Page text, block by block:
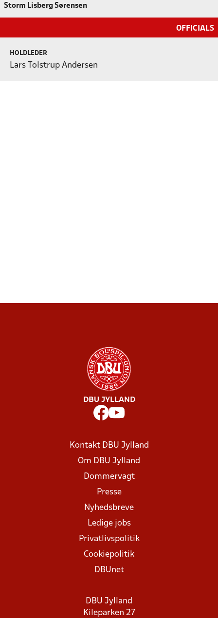
Storm Lisberg Sørensen
OFFICIALS
HOLDLEDER
Lars Tolstrup Andersen
DBU JYLLAND
Kontakt DBU Jylland
Om DBU Jylland
Dommervagt
Presse
Nyhedsbreve
Ledige jobs
Privatlivspolitik
Cookiepolitik
DBUnet
DBU Jylland
Kileparken 27